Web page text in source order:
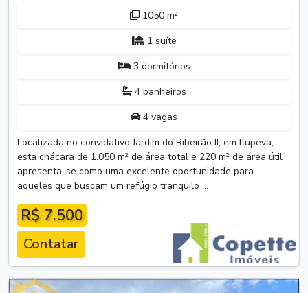
1050 m²
1 suíte
3 dormitórios
4 banheiros
4 vagas
Localizada no convidativo Jardim do Ribeirão II, em Itupeva,
esta chácara de 1.050 m² de área total e 220 m² de área útil
apresenta-se como uma excelente oportunidade para
aqueles que buscam um refúgio tranquilo ...
R$ 7.500
Contatar